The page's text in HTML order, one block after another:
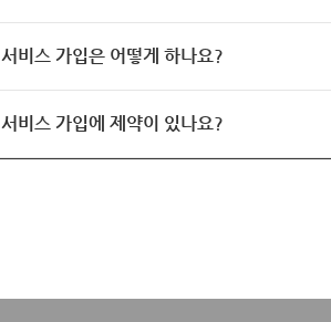
서비스 가입은 어떻게 하나요?
서비스 가입에 제약이 있나요?